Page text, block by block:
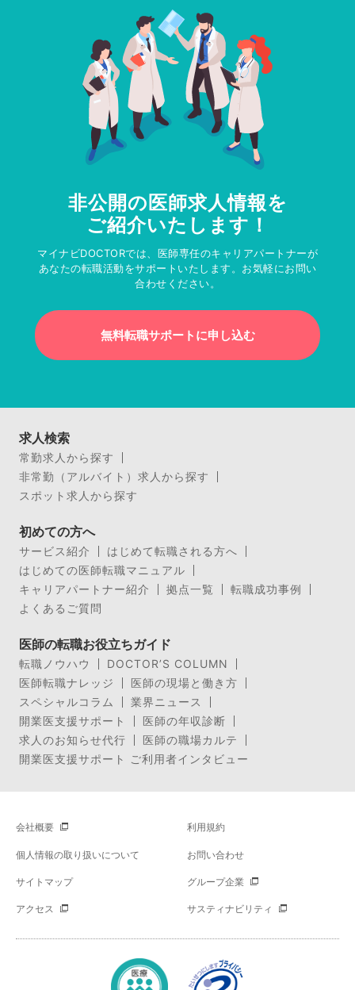
非公開の医師求人情報を
ご紹介いたします！
マイナビDOCTORでは、医師専任のキャリアパートナーが
あなたの転職活動をサポートいたします。お気軽にお問い
合わせください。
無料転職サポートに申し込む
求人検索
常勤求人から探す
非常勤（アルバイト）求人から探す
スポット求人から探す
初めての方へ
サービス紹介
はじめて転職される方へ
はじめての医師転職マニュアル
キャリアパートナー紹介
拠点一覧
転職成功事例
よくあるご質問
医師の転職お役立ちガイド
転職ノウハウ
DOCTOR’S COLUMN
医師転職ナレッジ
医師の現場と働き方
スペシャルコラム
業界ニュース
開業医支援サポート
医師の年収診断
求人のお知らせ代行
医師の職場カルテ
開業医支援サポート ご利用者インタビュー
会社概要 利用規約
個人情報の取り扱いについて お問い合わせ
サイトマップ グループ企業
アクセス サスティナビリティ